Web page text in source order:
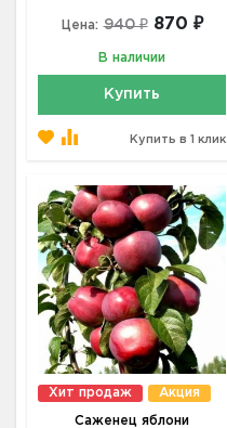
Цена: 940 ₽ 870 ₽
В наличии
Купить
Купить в 1 клик
Хит продаж Акция
Саженец яблони